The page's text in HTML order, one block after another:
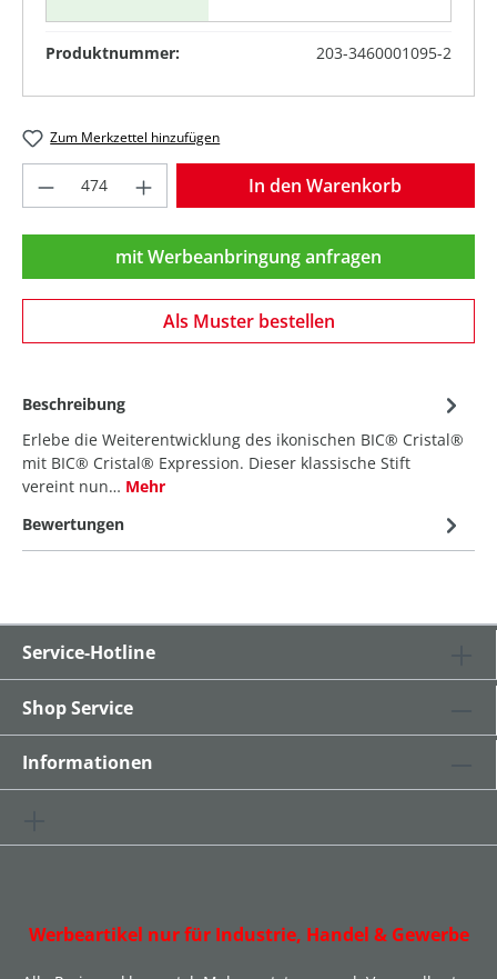
Produktnummer: 203-3460001095-2
Zum Merkzettel hinzufügen
Produkt Anzahl: Gib den gewünschten
In den Warenkorb
mit Werbeanbringung anfragen
Als Muster bestellen
Beschreibung
Erlebe die Weiterentwicklung des ikonischen BIC® Cristal®
mit BIC® Cristal® Expression. Dieser klassische Stift
vereint nun… Mehr
Bewertungen
Service-Hotline
Shop Service
Informationen
Werbeartikel nur für Industrie, Handel & Gewerbe